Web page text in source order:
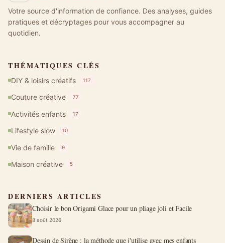
Votre source d'information de confiance. Des analyses, guides
pratiques et décryptages pour vous accompagner au
quotidien.
THÉMATIQUES CLÉS
DIY & loisirs créatifs 117
Couture créative 77
Activités enfants 17
Lifestyle slow 10
Vie de famille 9
Maison créative 5
DERNIERS ARTICLES
Choisir le bon Origami Glace pour un pliage joli et Facile
8 août 2026
Dessin de Sirène : la méthode que j'utilise avec mes enfants